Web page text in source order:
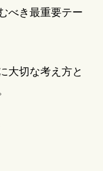
べき最重要テー
大切な考え方と